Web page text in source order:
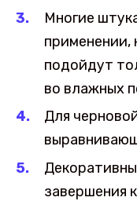
Многие
применении,
подойдут
во влажных
Для
завершения